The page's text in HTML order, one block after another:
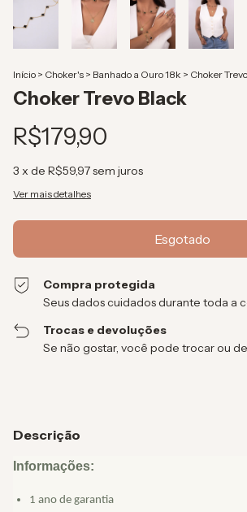
Início > Choker's > Banhado a Ouro 18k > Choker
Choker Trevo Black
R$179,90
3 x de R$59,97sem juros
Ver mais detalhes
Compra protegida
Seus dados cuidados durante toda a
Trocas e devoluções
Se não gostar, você pode trocar ou
Descrição
Informações:
1 ano de garantia